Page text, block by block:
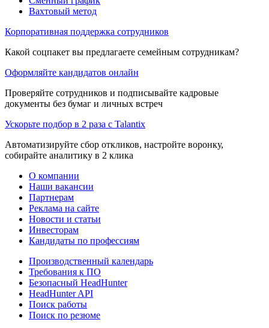
Вахтовый метод
Корпоративная поддержка сотрудников
Какой соцпакет вы предлагаете семейным сотрудникам?
Оформляйте кандидатов онлайн
Проверяйте сотрудников и подписывайте кадровые
документы без бумаг и личных встреч
Ускорьте подбор в 2 раза с Talantix
Автоматизируйте сбор откликов, настройте воронку,
собирайте аналитику в 2 клика
О компании
Наши вакансии
Партнерам
Реклама на сайте
Новости и статьи
Инвесторам
Кандидаты по профессиям
Производственный календарь
Требования к ПО
Безопасный HeadHunter
HeadHunter API
Поиск работы
Поиск по резюме